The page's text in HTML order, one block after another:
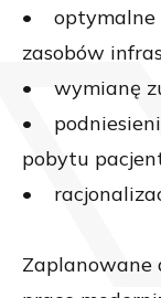
• optymalne
zasobów
• wymianę
•
pobytu
•
Zaplanowane